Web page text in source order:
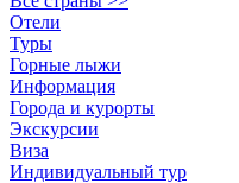
Отели
Туры
Горные лыжи
Информация
Города и курорты
Экскурсии
Виза
Индивидуальный тур